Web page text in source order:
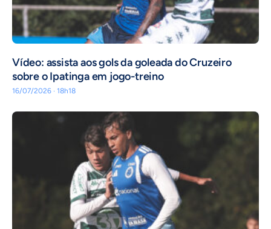
Vídeo: assista aos gols da goleada do Cruzeiro
sobre o Ipatinga em jogo-treino
16/07/2026 · 18h18